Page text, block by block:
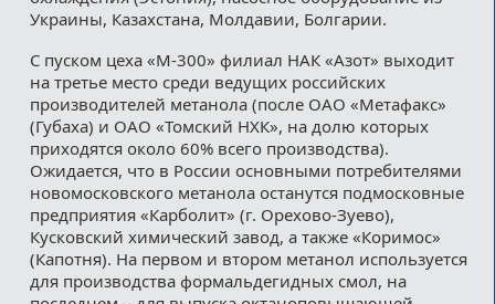
Украины, Казахстана, Молдавии, Болгарии.
С пуском цеха «М-300» филиал НАК «Азот» выходит
на третье место среди ведущих российских
производителей метанола (после ОАО «Метафакс»
(Губаха) и ОАО «Томский НХК», на долю которых
приходятся около 60% всего производства).
Ожидается, что в России основными потребителями
новомосковского метанола останутся подмосковные
предприятия «Карболит» (г. Орехово-Зуево),
Кусковский химический завод, а также «Коримос»
(Капотня). На первом и втором метанол используется
для производства формальдегидных смол, на